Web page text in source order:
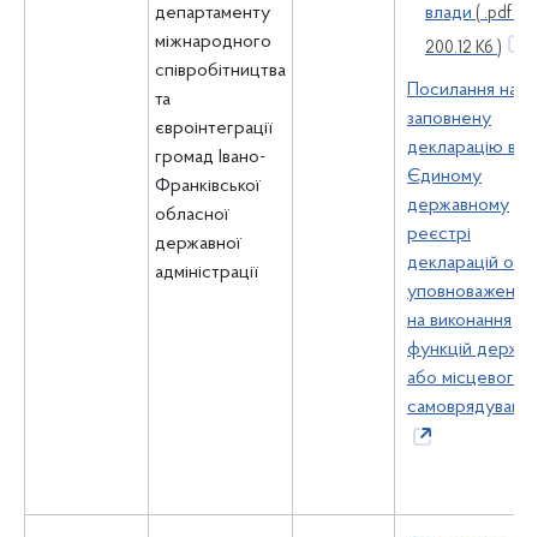
департаменту
міжнародного
співробітництва
та
євроінтеграції
громад Івано-
Франківської
обласної
державної
адміністрації
влади ( .pdf ,
200.12 Кб )
Посилання на
заповнену
декларацію в
Єдиному
державному
реєстрі
декларацій
уповноважених
на виконання
функцій
або місцевого
самоврядування